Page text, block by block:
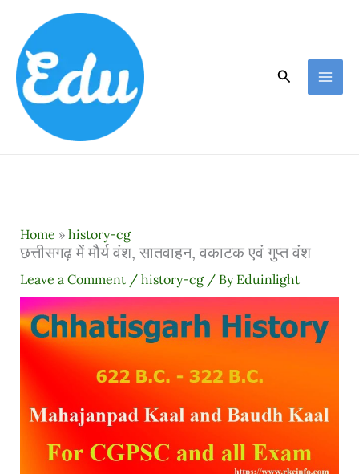
content
Search
Home » history-cg
छत्तीसगढ़ में मौर्य वंश, सातवाहन, वकाटक एवं गुप्त वंश
Leave a Comment / history-cg/ By Eduinlight